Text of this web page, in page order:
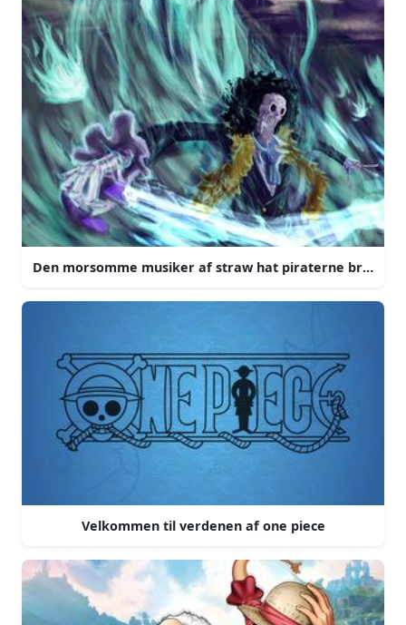
Den morsomme musiker af straw hat piraterne brook
Velkommen til verdenen af one piece